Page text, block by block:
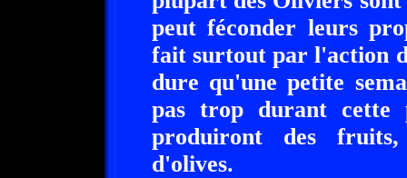
peut féconder leurs
fait surtout par l'action
dure qu'une petite
pas trop durant
produiront des
d'olives.